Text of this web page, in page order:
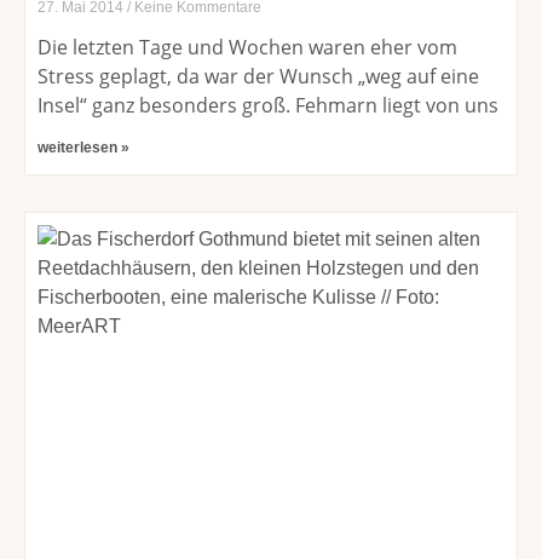
27. Mai 2014 Keine Kommentare
Die letzten Tage und Wochen waren eher vom
Stress geplagt, da war der Wunsch „weg auf eine
Insel“ ganz besonders groß. Fehmarn liegt von uns
weiterlesen »